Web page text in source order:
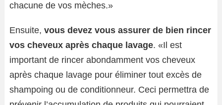
chacune de vos mèches.»
Ensuite, vous devez vous assurer de bien rincer
vos cheveux après chaque lavage. «Il est
important de rincer abondamment vos cheveux
après chaque lavage pour éliminer tout excès de
shampoing ou de conditionneur. Ceci permettra de